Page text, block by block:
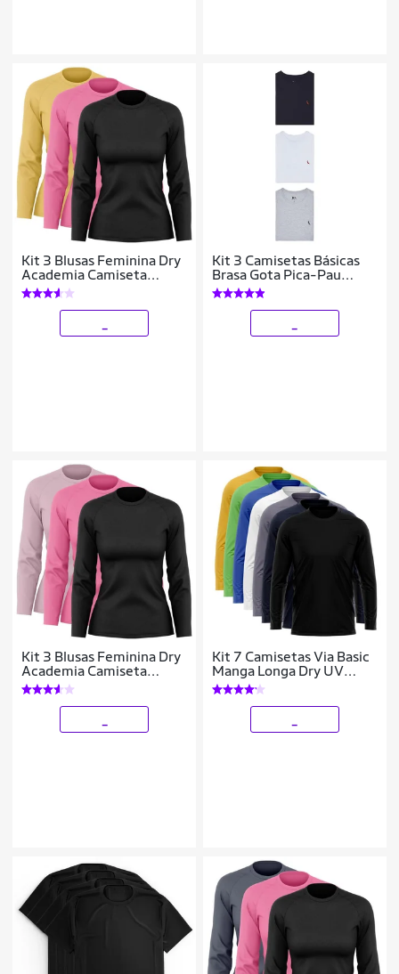
Kit 3 Blusas Feminina Dry
Academia Camiseta
Segunda Pele Manga
Longa Proteção Solar UV
Kit 3 Camisetas Básicas
Brasa Gota Pica-Pau
Bordado
Kit 3 Blusas Feminina Dry
Academia Camiseta
Segunda Pele Manga
Longa Proteção Solar UV
Kit 7 Camisetas Via Basic
Manga Longa Dry UV
Proteção Solar Masculina